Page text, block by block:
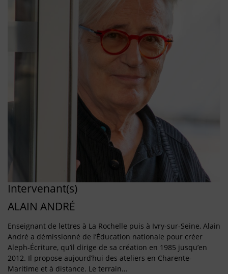
Intervenant(s)
ALAIN ANDRÉ
Enseignant de lettres à La Rochelle puis à Ivry-sur-Seine, Alain
André a démissionné de l’Éducation nationale pour créer
Aleph-Écriture, qu’il dirige de sa création en 1985 jusqu’en
2012. Il propose aujourd’hui des ateliers en Charente-
Maritime et à distance. Le terrain…